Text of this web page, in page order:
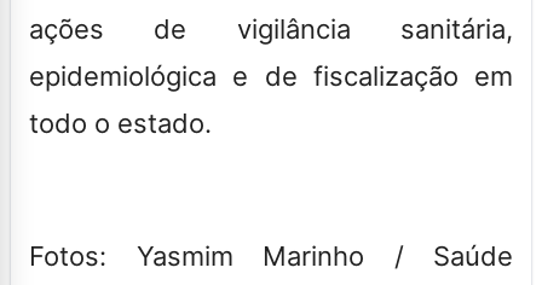
ações de vigilância sanitária,
epidemiológica e de fiscalização em
todo o estado.
Fotos: Yasmim Marinho / Saúde